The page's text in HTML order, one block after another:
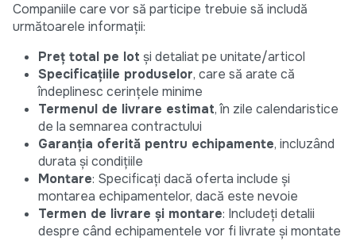
Companiile care vor să participe trebuie să includă
următoarele informații:
Preț total pe lot și detaliat pe unitate/articol
Specificațiile produselor, care să arate că
îndeplinesc cerințele minime
Termenul de livrare estimat, în zile calendaristice
de la semnarea contractului
Garanția oferită pentru echipamente, incluzând
durata și condițiile
Montare: Specificați dacă oferta include și
montarea echipamentelor, dacă este nevoie
Termen de livrare și montare: Includeți detalii
despre când echipamentele vor fi livrate și montate